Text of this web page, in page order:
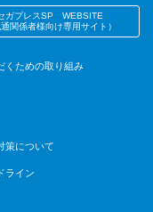
ガプレスSP WEBSITE
通関係者様向け専用サイト）
くための取り組み
策について
ライン